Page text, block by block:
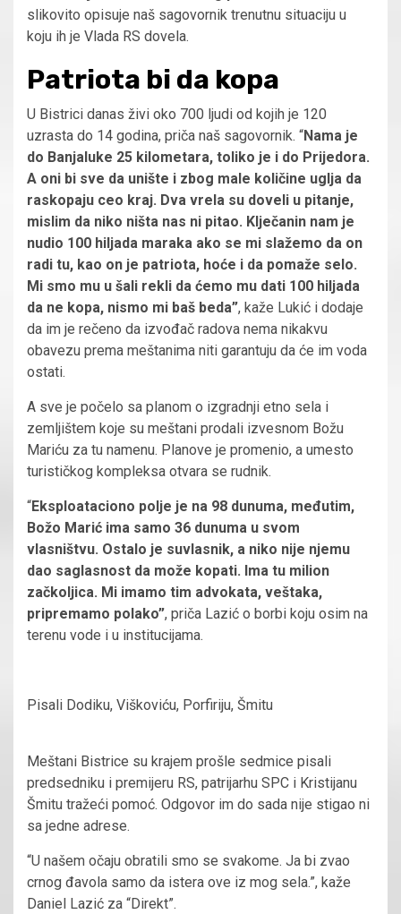
slikovito opisuje naš sagovornik trenutnu situaciju u
koju ih je Vlada RS dovela.
Patriota bi da kopa
U Bistrici danas živi oko 700 ljudi od kojih je 120
uzrasta do 14 godina, priča naš sagovornik. “Nama je
do Banjaluke 25 kilometara, toliko je i do Prijedora.
A oni bi sve da unište i zbog male količine uglja da
raskopaju ceo kraj. Dva vrela su doveli u pitanje,
mislim da niko ništa nas ni pitao. Klječanin nam je
nudio 100 hiljada maraka ako se mi slažemo da on
radi tu, kao on je patriota, hoće i da pomaže selo.
Mi smo mu u šali rekli da ćemo mu dati 100 hiljada
da ne kopa, nismo mi baš beda”, kaže Lukić i dodaje
da im je rečeno da izvođač radova nema nikakvu
obavezu prema meštanima niti garantuju da će im voda
ostati.
A sve je počelo sa planom o izgradnji etno sela i
zemljištem koje su meštani prodali izvesnom Božu
Mariću za tu namenu. Planove je promenio, a umesto
turističkog kompleksa otvara se rudnik.
“Eksploataciono polje je na 98 dunuma, međutim,
Božo Marić ima samo 36 dunuma u svom
vlasništvu. Ostalo je suvlasnik, a niko nije njemu
dao saglasnost da može kopati. Ima tu milion
začkoljica. Mi imamo tim advokata, veštaka,
pripremamo polako”, priča Lazić o borbi koju osim na
terenu vode i u institucijama.
Pisali Dodiku, Viškoviću, Porfiriju, Šmitu
Meštani Bistrice su krajem prošle sedmice pisali
predsedniku i premijeru RS, patrijarhu SPC i Kristijanu
Šmitu tražeći pomoć. Odgovor im do sada nije stigao ni
sa jedne adrese.
“U našem očaju obratili smo se svakome. Ja bi zvao
crnog đavola samo da istera ove iz mog sela.”, kaže
Daniel Lazić za “Direkt”.